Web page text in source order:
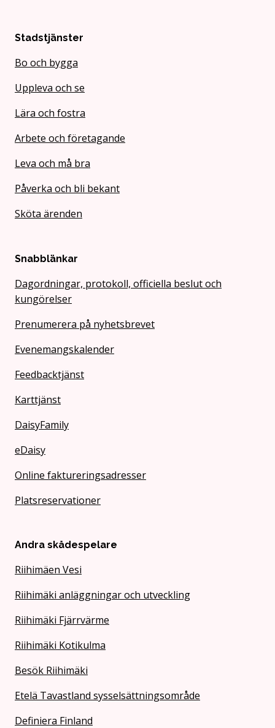
Stadstjänster
Bo och bygga
Uppleva och se
Lära och fostra
Arbete och företagande
Leva och må bra
Påverka och bli bekant
Sköta ärenden
Snabblänkar
Dagordningar, protokoll, officiella beslut och
kungörelser
Prenumerera på nyhetsbrevet
Evenemangskalender
Feedbacktjänst
Karttjänst
DaisyFamily
eDaisy
Online faktureringsadresser
Platsreservationer
Andra skådespelare
Riihimäen Vesi
Riihimäki anläggningar och utveckling
Riihimäki Fjärrvärme
Riihimäki Kotikulma
Besök Riihimäki
Etelä Tavastland sysselsättningsområde
Definiera Finland